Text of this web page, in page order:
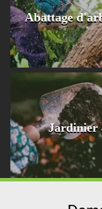
Abattage
Jardinier